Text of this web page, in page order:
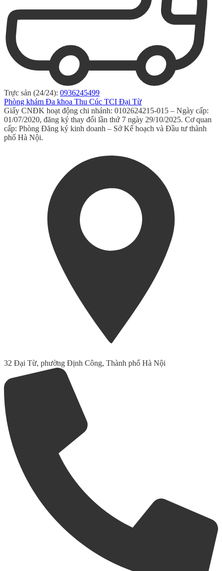
Trực sản (24/24): 0936245499
Phòng khám Đa khoa Thu Cúc TCI Đại Từ
Giấy CNĐK hoạt động chi nhánh: 0102624215-015 – Ngày cấp:
01/07/2020, đăng ký thay đổi lần thứ 7 ngày 29/10/2025. Cơ quan
cấp: Phòng Đăng ký kinh doanh – Sở Kế hoạch và Đầu tư thành
phố Hà Nội.
32 Đại Từ, phường Định Công, Thành phố Hà Nội